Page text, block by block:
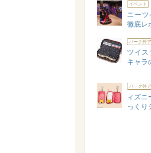
イベント
ニーツ
徹底レ
パーク外
ツイス
キャラ
パーク外
ィズ
っくり